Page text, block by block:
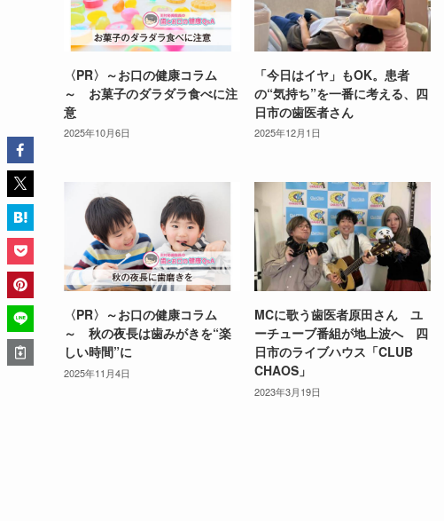
〈PR〉～お口の健康コラム
～ お菓子のダラダラ食べに注
意
2025年10月6日
「今日はイヤ」もOK。患者
の“気持ち”を一番に考える、四
日市の歯医者さん
2025年12月1日
〈PR〉～お口の健康コラム
～ 秋の夜長は歯みがきを“楽
しい時間”に
2025年11月4日
MCに歌う歯医者原田さん ユ
ーチューブ番組が地上波へ 四
日市のライブハウス「CLUB
CHAOS」
2023年3月19日